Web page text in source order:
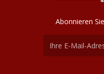
Abonnieren